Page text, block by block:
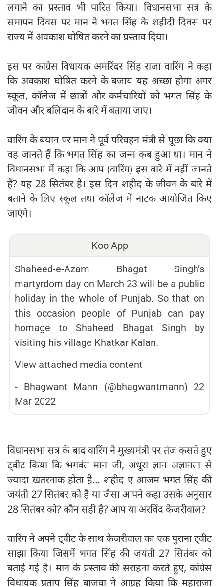
लगाने का प्रस्ताव भी पारित किया। विधानसभा सत्र के
समापन दिवस पर मान ने भगत सिंह के शहीदी दिवस पर
राज्य में अवकाश घोषित करने का प्रस्ताव दिया।
इस पर कांग्रेस विधायक अमरिंदर सिंह राजा वारिंग ने कहा
कि अवकाश घोषित करने के बजाय यह अच्छा होगा अगर
स्कूल, कॉलेज में छात्रों और कर्मचारियों को भगत सिंह के
जीवन और बलिदान के बारे में बताया जाए।
वारिंग के बयान पर मान ने पूर्व परिवहन मंत्री से पूछा कि क्या
वह जानते हैं कि भगत सिंह का जन्म कब हुआ था। मान ने
विधानसभा में कहा कि आप (वारिंग) इस बारे में नहीं जानते
हैं? यह 28 सितंबर है। इस दिन शहीद के जीवन के बारे में
बताने के लिए स्कूल तथा कॉलेज में नाटक आयोजित किए
जाएंगे।
Koo App
Shaheed-e-Azam Bhagat Singh’s
martyrdom day on March 23 will be a public
holiday in the whole of Punjab. So that on
this occasion people of Punjab can pay
homage to Shaheed Bhagat Singh by
visiting his village Khatkar Kalan.
View attached media content
- Bhagwant Mann (@bhagwantmann) 22
Mar 2022
विधानसभा सत्र के बाद वारिंग ने मुख्यमंत्री पर तंज कसते हुए
ट्वीट किया कि भगवंत मान जी, अधूरा ज्ञान अज्ञानता से
ज्यादा खतरनाक होता है… शहीद ए आजम भगत सिंह की
जयंती 27 सितंबर को है या जैसा आपने कहा उसके अनुसार
28 सितंबर को? कौन सही है? आप या अरविंद केजरीवाल?
वारिंग ने अपने ट्वीट के साथ केजरीवाल का एक पुराना ट्वीट
साझा किया जिसमें भगत सिंह की जयंती 27 सितंबर को
बताई गई है। मान के प्रस्ताव की सराहना करते हुए, कांग्रेस
विधायक प्रताप सिंह बाजवा ने आग्रह किया कि महाराजा